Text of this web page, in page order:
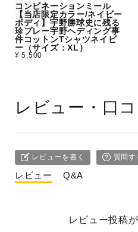
コンビネーションミール
【当店限定カラー/ネイビー
ボディ】宇野勝球史に残る
珍プレー宇野ヘディング事
件コットンTシャツネイビ
ー（サイズ：XL）
¥ 5,500
レビュー・口コ
レビューを書く 質問す
レビュー Q&A
レビュー投稿